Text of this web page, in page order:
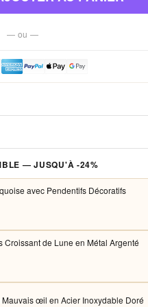
— ou —
Aucun frais de port,
et Apple Pay. Aucune donnée
serveurs.
— JUSQU'À -24%
avec Pendentifs Décoratifs
Croissant de Lune en Métal Argenté
Mauvais œil en Acier Inoxydable Doré